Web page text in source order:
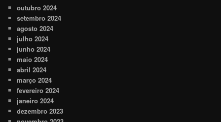
outubro 2024
setembro 2024
agosto 2024
julho 2024
junho 2024
maio 2024
abril 2024
março 2024
fevereiro 2024
janeiro 2024
dezembro 2023